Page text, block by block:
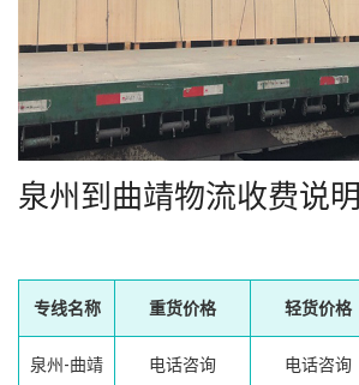
泉州到曲靖物流收费说明
专线名称 重货价格 轻货价格
泉州-曲靖 电话咨询 电话咨询